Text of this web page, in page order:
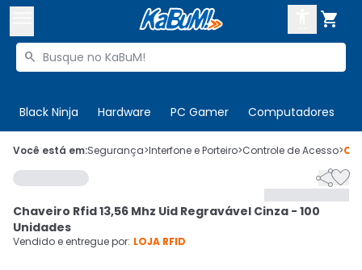

Buscar produtos

Black Ninja Hardware PC Gamer Computadores
 Olá. Acesse sua conta
 Departamentos
Cupons
CADASTRE-SE
Você está em:Segurança>Interfone e Porteiro>Controle de Acesso>

Chaveiro Rfid 13,56 Mhz Uid Regravável Cinza - 100
Unidades
Vendido e entregue por: LOJA RFID